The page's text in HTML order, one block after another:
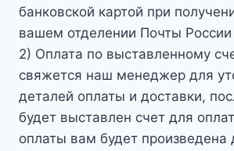
банковской картой при
вашем отделении Почты России
2) Оплата по выставленному
свяжется наш менеджер для
деталей оплаты и доставки,
будет выставлен счет для
оплаты вам будет произведена